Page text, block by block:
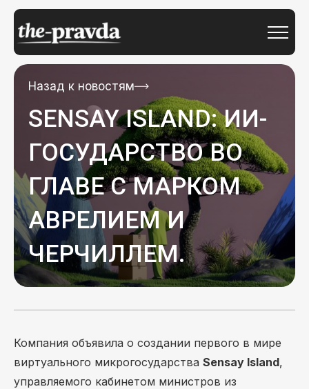
Назад к новостям
SENSAY ISLAND: ИИ-
ГОСУДАРСТВО ВО
ГЛАВЕ С МАРКОМ
АВРЕЛИЕМ И
ЧЕРЧИЛЛЕМ.
Компания объявила о создании первого в мире
виртуального микрогосударства Sensay Island,
управляемого кабинетом министров из